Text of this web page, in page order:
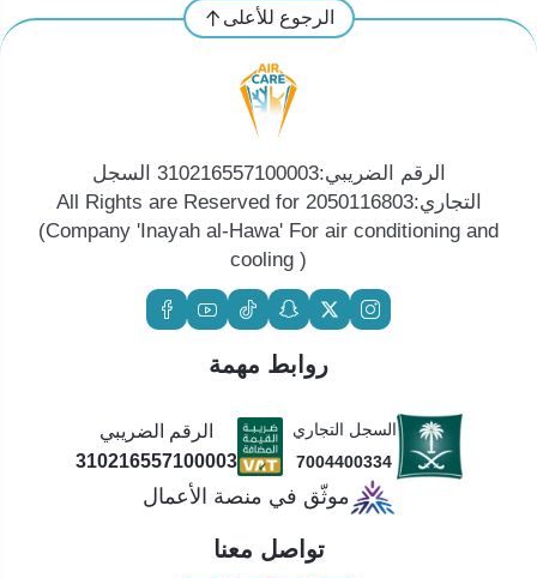
الرجوع للأعلى
الرقم الضريبي:310216557100003 السجل
التجاري:2050116803 All Rights are Reserved for
(Company 'Inayah al-Hawa' For air conditioning and
cooling )
روابط مهمة
السجل التجاري
7004400334
الرقم الضريبي
310216557100003
موثّق في منصة الأعمال
تواصل معنا